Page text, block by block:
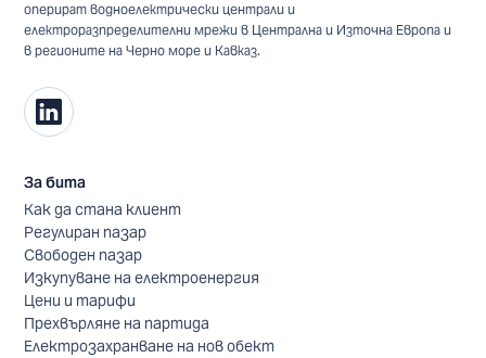
оперират водноелектрически централи и
електроразпределителни мрежи в Централна и Източна Европа и
в регионите на Черно море и Кавказ.
За бита
Как да стана клиент
Регулиран пазар
Свободен пазар
Изкупуване на електроенергия
Цени и тарифи
Прехвърляне на партида
Електрозахранване на нов обект